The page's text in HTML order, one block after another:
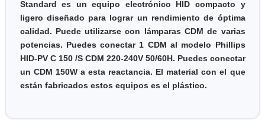
Standard es un equipo electrónico HID compacto y
ligero diseñado para lograr un rendimiento de óptima
calidad. Puede utilizarse con lámparas CDM de varias
potencias. Puedes conectar 1 CDM al modelo Phillips
HID-PV C 150 /S CDM 220-240V 50/60H. Puedes conectar
un CDM 150W a esta reactancia. El material con el que
están fabricados estos equipos es el plástico.